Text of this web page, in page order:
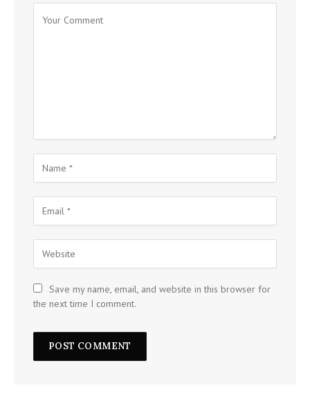
Save my name, email, and website in this browser for
the next time I comment.